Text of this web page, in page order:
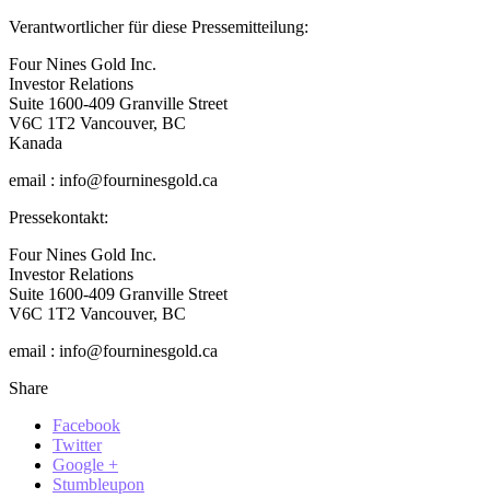
Verantwortlicher für diese Pressemitteilung:
Four Nines Gold Inc.
Investor Relations
Suite 1600-409 Granville Street
V6C 1T2 Vancouver, BC
Kanada
email : info@fourninesgold.ca
Pressekontakt:
Four Nines Gold Inc.
Investor Relations
Suite 1600-409 Granville Street
V6C 1T2 Vancouver, BC
email : info@fourninesgold.ca
Share
Facebook
Twitter
Google +
Stumbleupon